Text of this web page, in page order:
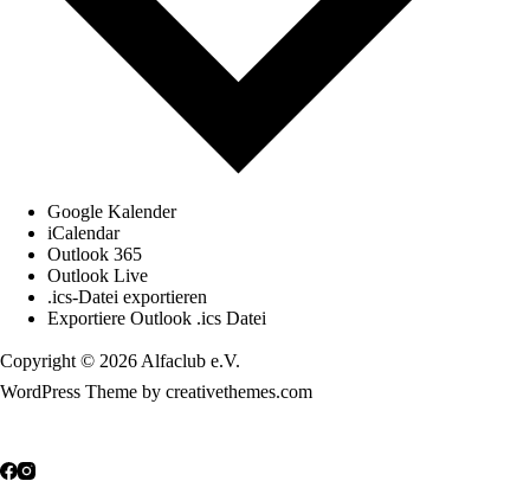
Google Kalender
iCalendar
Outlook 365
Outlook Live
.ics-Datei exportieren
Exportiere Outlook .ics Datei
Copyright © 2026 Alfaclub e.V.
WordPress Theme by creativethemes.com